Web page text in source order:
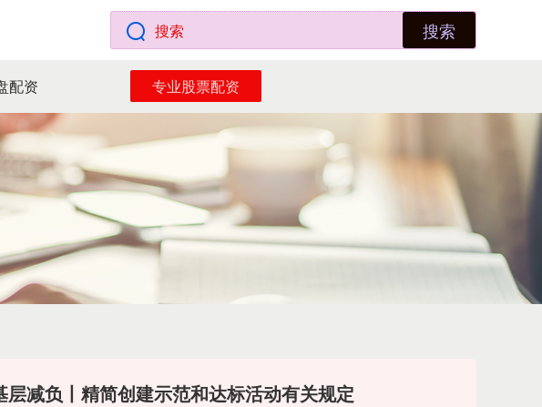
搜索
配资 专业股票配资
层减负丨精简创建示范和达标活动有关规定